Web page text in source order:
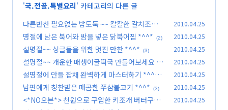
'국.전골.특별요리' 카테고리의 다른 글
다른반찬 필요없는 밥도둑 ~~ 칼칼한 갈치조림 *
^^* (5)
2010.04.25
명절에 남은 북어와 밤을 넣은 닭북어찜 *^^* (2) 2010.04.25
설명절~~ 싱글들을 위한 멋진 만찬 *^^* (3) 2010.04.25
설명절~~ 개운한 매생이굴떡국 만들어보세요 *^
^* (2)
2010.04.25
설명절에 만들 잡채 완벽하게 마스터하기 *^^*
(36)
2010.04.25
남편에게 칭찬받은 매콤한 쭈삼불고기 *^^* (3) 2010.04.25
<*NO오븐*> 천원으로 구입한 키조개 버터구이~ 2010.04.25